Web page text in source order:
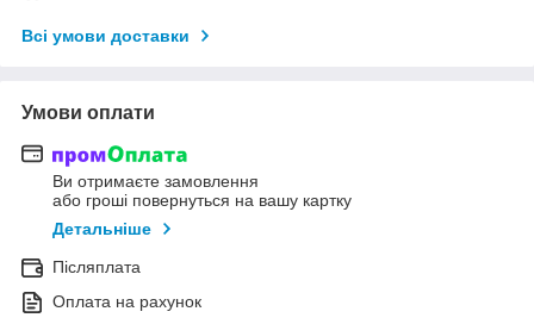
Всі умови доставки
Умови оплати
Ви отримаєте замовлення
або гроші повернуться на вашу картку
Детальніше
Післяплата
Оплата на рахунок